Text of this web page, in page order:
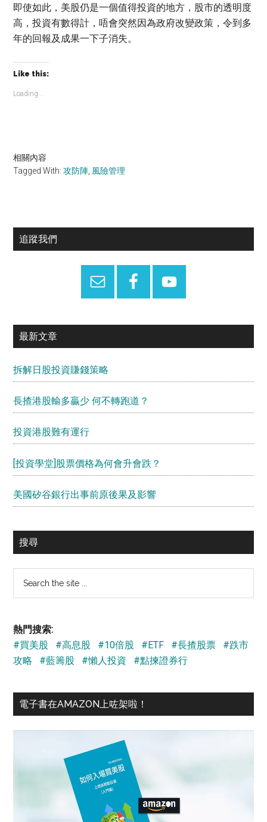
即使如此，美股仍是一個值得投資的地方，股市的透明度
高，投資有數得計，唔會突然因為政府改變政策，令到多
年的回報及成果一下子消失。
Like this:
Loading...
相關內容
Tagged With:攻防陣 風險管理
Primary
追蹤我們
最新文章
拆解日股投資賺錢策略
長揸港股輸多贏少 何不轉跑道？
投資港股難有運行
[投資學堂]股票價格為何會升會跌？
美國矽谷銀行出事前原後果及影響
搜尋
熱門搜索:
#買美股
#高息股 #10倍股 #ETF #長揸股票
#跌市
攻略
#藍籌股 #懶人投資 #點揀證券行
電子書在AMAZON上咗架啦！